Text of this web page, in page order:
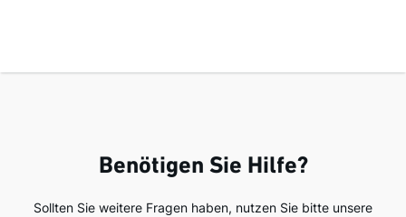
Benötigen Sie Hilfe?
Sollten Sie weitere Fragen haben, nutzen Sie bitte unsere